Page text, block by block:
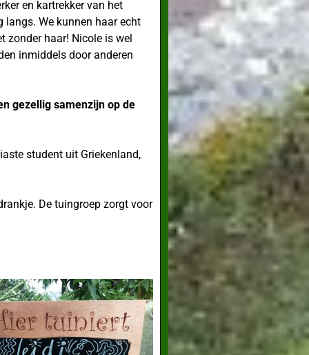
en kartrekker van het
We kunnen haar echt
zonder haar! Nicole is wel
inmiddels door anderen
gezellig samenzijn op de
student uit Griekenland,
De tuingroep zorgt voor